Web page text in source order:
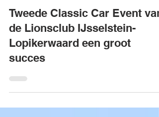
Lionsclub IJsselstein
5 jun 2018
1 minuten om te lezen
Tweede Classic Car Event van
de Lionsclub IJsselstein-
succes